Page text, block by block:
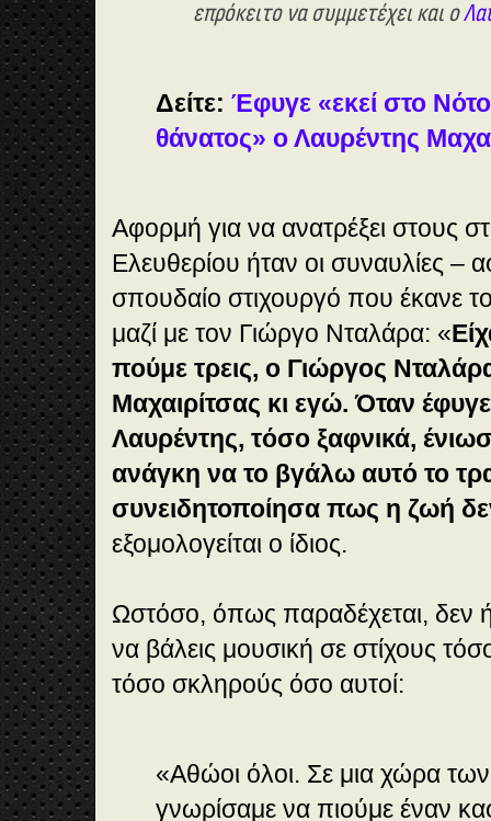
επρόκειτο να συμμετέχει και ο
Δείτε: Έφυγε «εκεί στο Νότο
θάνατος» ο Λαυρέντης
Αφορμή για να ανατρέξει στους
Ελευθερίου ήταν οι συναυλίες –
σπουδαίο στιχουργό που έκανε
μαζί με τον Γιώργο Νταλάρα: «
πούμε τρεις, ο Γιώργος
Μαχαιρίτσας κι εγώ. Όταν
Λαυρέντης, τόσο ξαφνικά,
ανάγκη να το βγάλω αυτό το
συνειδητοποίησα πως η ζωή
εξομολογείται ο ίδιος.
Ωστόσο, όπως παραδέχεται, δεν
να βάλεις μουσική σε στίχους
τόσο σκληρούς όσο αυτοί:
«Αθώοι όλοι. Σε μια χώρα
γνωρίσαμε να πιούμε έναν